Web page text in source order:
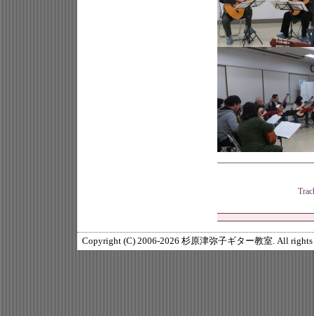
Copyright (C) 2006-2026 杉原津弥子ギター教室. All rights